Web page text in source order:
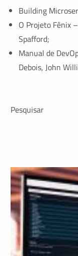
Building
O Projeto Fênix
Spafford;
Manual de
Debois, John
Pesquisar